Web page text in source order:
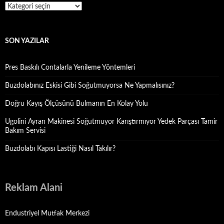
Kategoriler
SON YAZILAR
Pres Baskılı Contalarla Yenileme Yöntemleri
Buzdolabınız Eskisi Gibi Soğutmuyorsa Ne Yapmalısınız?
Doğru Kayış Ölçüsünü Bulmanın En Kolay Yolu
Ugolini Ayran Makinesi Soğutmuyor Karıştırmıyor Yedek Parçası Tamir
Bakım Servisi
Buzdolabı Kapısı Lastiği Nasıl Takılır?
Reklam Alani
Endustriyel Mutfak Merkezi